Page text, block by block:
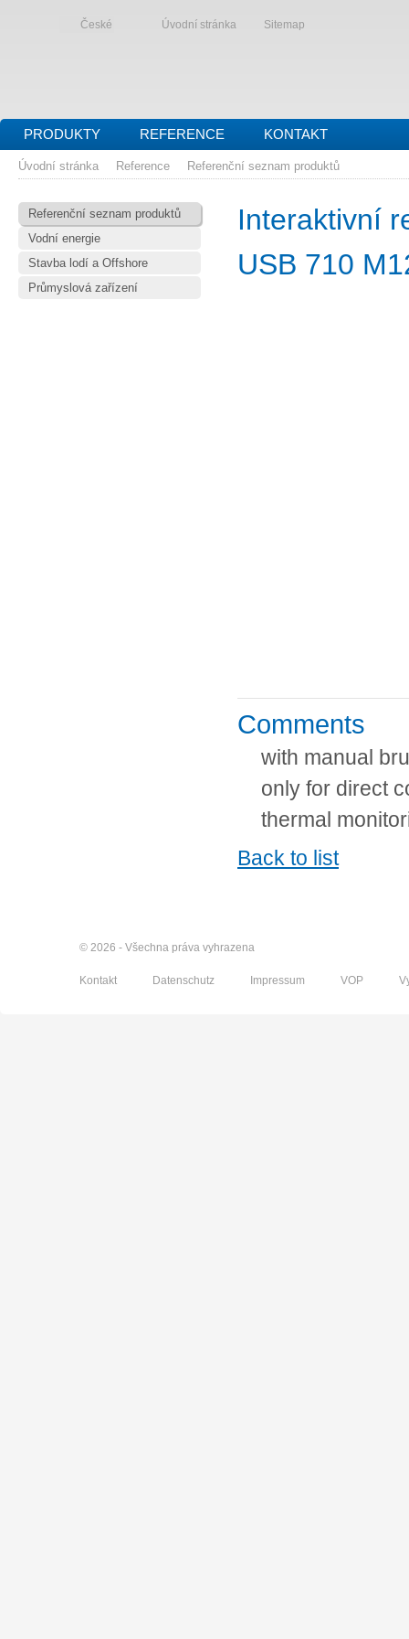
České Úvodní stránka Sitemap
PRODUKTY REFERENCE KONTAKT
Úvodní stránka Reference Referenční seznam produktů
Referenční seznam produktů
Vodní energie
Stavba lodí a Offshore
Průmyslová zařízení
Interaktivní
USB 710
Comments
with manual
only for direct
thermal
Back to list
© 2026 - Všechna práva vyhrazena
Kontakt Datenschutz Impressum VOP